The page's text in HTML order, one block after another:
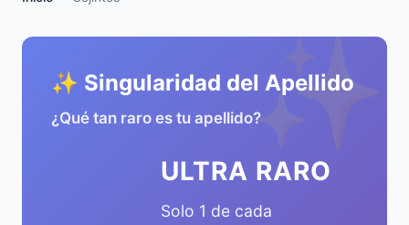
✨
✨ Singularidad del Apellido
¿Qué tan raro es tu apellido?
ULTRA RARO
Solo 1 de cada